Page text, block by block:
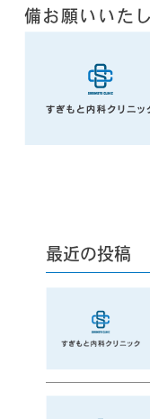
備お願いいた
最近の投稿